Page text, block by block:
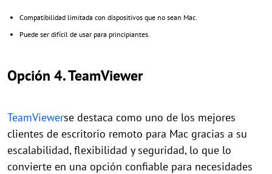
Compatibilidad limitada con dispositivos que no sean Mac.
Puede ser difícil de usar para principiantes.
Opción 4. TeamViewer
TeamViewerse destaca como uno de los mejores
clientes de escritorio remoto para Mac gracias a su
escalabilidad, flexibilidad y seguridad, lo que lo
convierte en una opción confiable para necesidades